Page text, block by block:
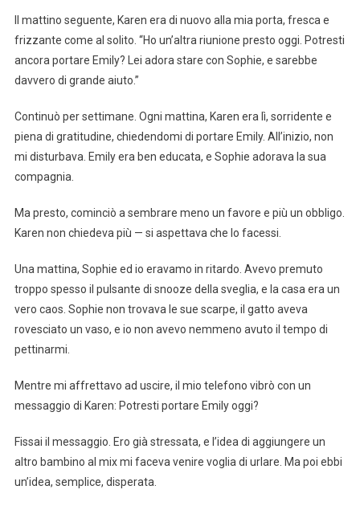
Il mattino seguente, Karen era di nuovo alla mia porta, fresca e
frizzante come al solito. “Ho un’altra riunione presto oggi. Potresti
ancora portare Emily? Lei adora stare con Sophie, e sarebbe
davvero di grande aiuto.”
Continuò per settimane. Ogni mattina, Karen era lì, sorridente e
piena di gratitudine, chiedendomi di portare Emily. All’inizio, non
mi disturbava. Emily era ben educata, e Sophie adorava la sua
compagnia.
Ma presto, cominciò a sembrare meno un favore e più un obbligo.
Karen non chiedeva più — si aspettava che lo facessi.
Una mattina, Sophie ed io eravamo in ritardo. Avevo premuto
troppo spesso il pulsante di snooze della sveglia, e la casa era un
vero caos. Sophie non trovava le sue scarpe, il gatto aveva
rovesciato un vaso, e io non avevo nemmeno avuto il tempo di
pettinarmi.
Mentre mi affrettavo ad uscire, il mio telefono vibrò con un
messaggio di Karen: Potresti portare Emily oggi?
Fissai il messaggio. Ero già stressata, e l’idea di aggiungere un
altro bambino al mix mi faceva venire voglia di urlare. Ma poi ebbi
un’idea, semplice, disperata.